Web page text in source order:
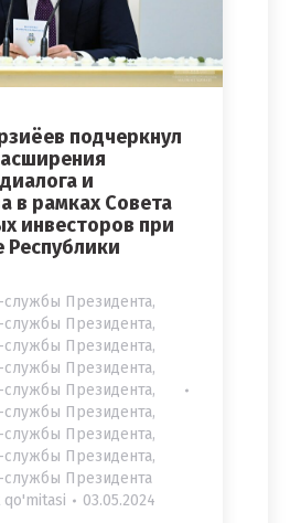
подчеркнул
и
в рамках Совета
инвесторов при
Республики
службы Президента,
службы Президента,
службы Президента,
службы Президента,
службы Президента,
службы Президента,
службы Президента,
службы Президента,
службы Президента
qo'mitasi 03.05.2024